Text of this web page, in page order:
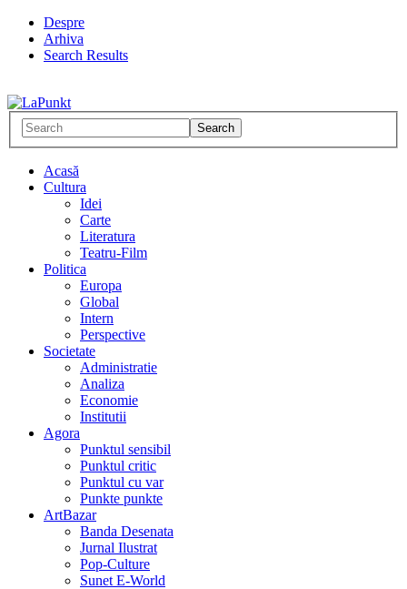
Despre
Arhiva
Search Results
Acasă
Cultura
Idei
Carte
Literatura
Teatru-Film
Politica
Europa
Global
Intern
Perspective
Societate
Administratie
Analiza
Economie
Institutii
Agora
Punktul sensibil
Punktul critic
Punktul cu var
Punkte punkte
ArtBazar
Banda Desenata
Jurnal Ilustrat
Pop-Culture
Sunet E-World